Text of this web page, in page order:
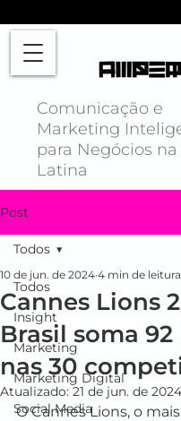
Comunicação e
Marketing
para Negócios
Latina
Post
Todos
Insight
Marketing
Marketing Digital
Social Media
Todos
Cannes Lions
Brasil soma 92
nas 30
10 de jun. de 2024 4 min de leitura
Atualizado: 21 de jun. de 2024
O Cannes Lions, o